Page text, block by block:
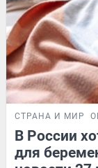
СТРАНА И МИР
В России
для